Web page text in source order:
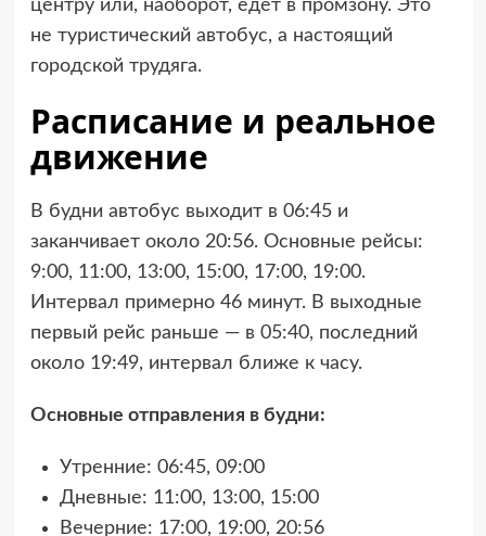
центру или, наоборот, едет в промзону. Это
не туристический автобус, а настоящий
городской трудяга.
Расписание и реальное
движение
В будни автобус выходит в 06:45 и
заканчивает около 20:56. Основные рейсы:
9:00, 11:00, 13:00, 15:00, 17:00, 19:00.
Интервал примерно 46 минут. В выходные
первый рейс раньше — в 05:40, последний
около 19:49, интервал ближе к часу.
Основные отправления в будни:
Утренние: 06:45, 09:00
Дневные: 11:00, 13:00, 15:00
Вечерние: 17:00, 19:00, 20:56